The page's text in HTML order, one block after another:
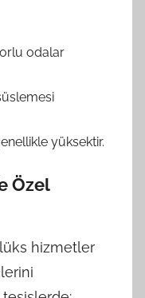
odalar
yüksektir.
Özel
hizmetler